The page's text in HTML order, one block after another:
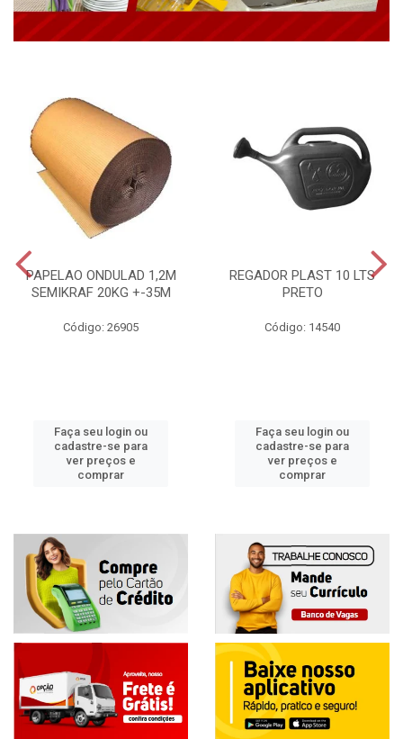
PAPELAO ONDULAD 1,2M
SEMIKRAF 20KG +-35M
Código: 26905
Faça seu login ou
cadastre-se para
ver preços e
comprar
REGADOR PLAST 10 LTS
PRETO
Código: 14540
Faça seu login ou
cadastre-se para
ver preços e
comprar